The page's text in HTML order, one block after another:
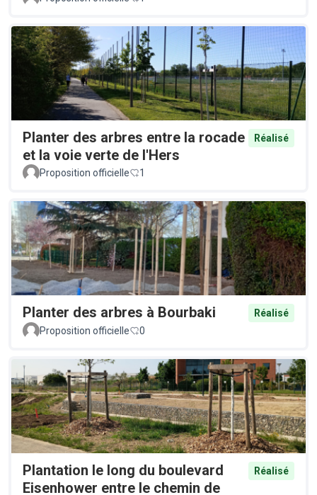
Planter des arbres entre la rocade
et la voie verte de l'Hers
Réalisé
Proposition officielle 1
Planter des arbres à Bourbaki
Réalisé
Proposition officielle
0
Plantation le long du boulevard
Eisenhower entre le chemin de
Réalisé